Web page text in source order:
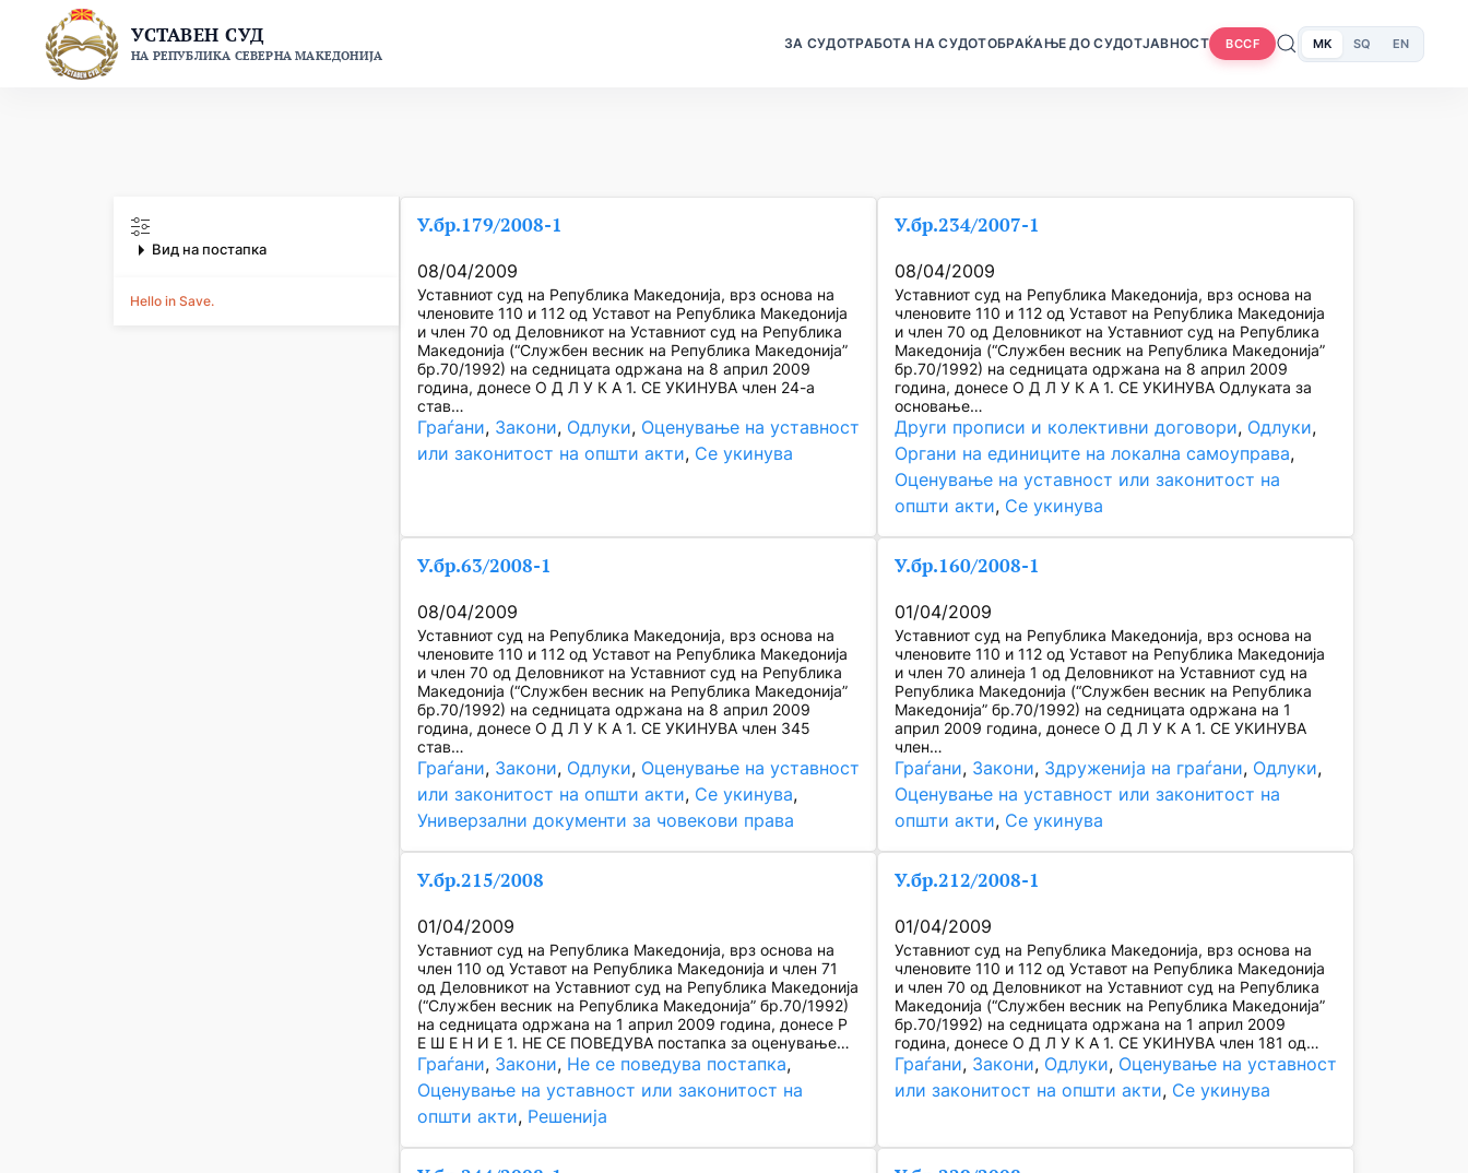
content
УСТАВЕН СУД
НА РЕПУБЛИКА СЕВЕРНА МАКЕДОНИЈА
ЗА СУДОТРАБОТА НА СУДОТОБРАЌАЊЕ ДО СУДОТЈАВНОСТ BCCF MK SQ EN
Вид на постапка
Hello in Save.
У.бр.179/2008-1
08/04/2009
Уставниот суд на Република Македонија, врз основа на
членовите 110 и 112 од Уставот на Република Македонија
и член 70 од Деловникот на Уставниот суд на Република
Македонија (“Службен весник на Република Македонија”
бр.70/1992) на седницата одржана на 8 април 2009
година, донесе О Д Л У К А 1. СЕ УКИНУВА член 24-а
став…
Граѓани, Закони, Одлуки, Оценување на уставност
или законитост на општи акти, Се укинува
У.бр.234/2007-1
08/04/2009
Уставниот суд на Република Македонија, врз основа на
членовите 110 и 112 од Уставот на Република Македонија
и член 70 од Деловникот на Уставниот суд на Република
Македонија (“Службен весник на Република Македонија”
бр.70/1992) на седницата одржана на 8 април 2009
година, донесе О Д Л У К А 1. СЕ УКИНУВА Одлуката за
основање…
Други прописи и колективни договори, Одлуки
Органи на единиците на локална самоуправа
Оценување на уставност или законитост на
општи акти, Се укинува
У.бр.63/2008-1
08/04/2009
Уставниот суд на Република Македонија, врз основа на
членовите 110 и 112 од Уставот на Република Македонија
и член 70 од Деловникот на Уставниот суд на Република
Македонија (“Службен весник на Република Македонија”
бр.70/1992) на седницата одржана на 8 април 2009
година, донесе О Д Л У К А 1. СЕ УКИНУВА член 345
став…
Граѓани, Закони, Одлуки, Оценување на уставност
или законитост на општи акти, Се укинува
Универзални документи за човекови права
У.бр.160/2008-1
01/04/2009
Уставниот суд на Република Македонија, врз основа на
членовите 110 и 112 од Уставот на Република Македонија
и член 70 алинеја 1 од Деловникот на Уставниот суд на
Република Македонија (“Службен весник на Република
Македонија” бр.70/1992) на седницата одржана на 1
април 2009 година, донесе О Д Л У К А 1. СЕ УКИНУВА
член…
Граѓани, Закони, Здруженија на граѓани, Одлуки
Оценување на уставност или законитост на
општи акти, Се укинува
У.бр.215/2008
01/04/2009
Уставниот суд на Република Македонија, врз основа на
член 110 од Уставот на Република Македонија и член 71
од Деловникот на Уставниот суд на Република Македонија
(“Службен весник на Република Македонија” бр.70/1992)
на седницата одржана на 1 април 2009 година, донесе Р
Е Ш Е Н И Е 1. НЕ СЕ ПОВЕДУВА постапка за оценување…
Граѓани, Закони, Не се поведува постапка
Оценување на уставност или законитост на
општи акти, Решенија
У.бр.212/2008-1
01/04/2009
Уставниот суд на Република Македонија, врз основа на
членовите 110 и 112 од Уставот на Република Македонија
и член 70 од Деловникот на Уставниот суд на Република
Македонија (“Службен весник на Република Македонија”
бр.70/1992) на седницата одржана на 1 април 2009
година, донесе О Д Л У К А 1. СЕ УКИНУВА член 181 од…
Граѓани, Закони, Одлуки, Оценување на уставност
или законитост на општи акти, Се укинува